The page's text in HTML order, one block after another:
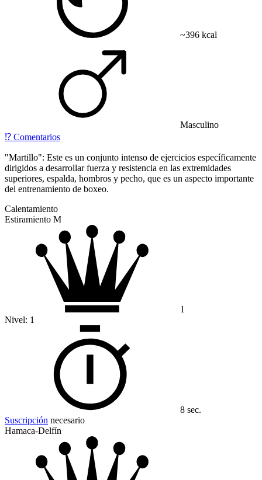
~396 kcal
Masculino
⁉️ Comentarios
"Martillo": Este es un conjunto intenso de ejercicios específicamente
dirigidos a desarrollar fuerza y resistencia en las extremidades
superiores, espalda, hombros y pecho, que es un aspecto importante
del entrenamiento de boxeo.
Calentamiento
Estiramiento M
1
Nivel: 1
8 sec.
Suscripción necesario
Hamaca-Delfín